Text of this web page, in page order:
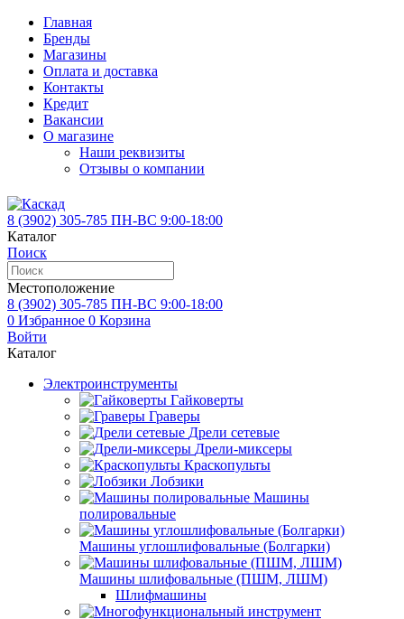
Главная
Бренды
Магазины
Оплата и доставка
Контакты
Кредит
Вакансии
О магазине
Наши реквизиты
Отзывы о компании
8 (3902) 305-785 ПН-ВС 9:00-18:00
Каталог
Поиск
Местоположение
8 (3902) 305-785 ПН-ВС 9:00-18:00
0 Избранное 0 Корзина
Войти
Каталог
Электроинструменты
Гайковерты
Граверы
Дрели сетевые
Дрели-миксеры
Краскопульты
Лобзики
Машины
полировальные
Машины углошлифовальные (Болгарки)
Машины шлифовальные (ПШМ, ЛШМ)
Шлифмашины